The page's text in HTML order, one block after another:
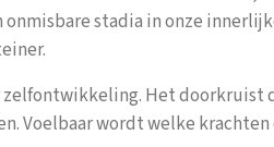
stadia in onze
Het doorkruist
Voelbaar wordt welke